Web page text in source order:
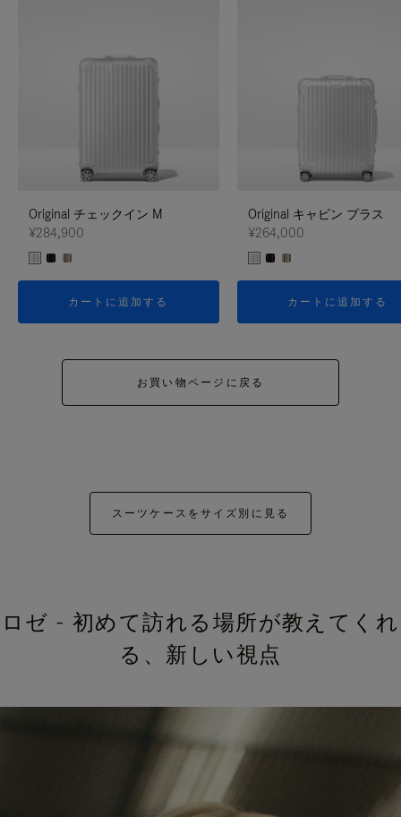
Original チェックイン M
¥284,900
カートに追加する
Original キャビン プラス
¥264,000
カートに追加する
お買い物ページに戻る
スーツケースをサイズ別に見る
ロゼ - 初めて訪れる場所が教えてくれ
る、新しい視点